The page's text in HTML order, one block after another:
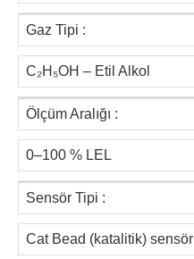
Gaz Tipi :
C₂H₅OH – Etil Alkol
Ölçüm Aralığı :
0–100 % LEL
Sensör Tipi :
Cat Bead (katalitik) sensör